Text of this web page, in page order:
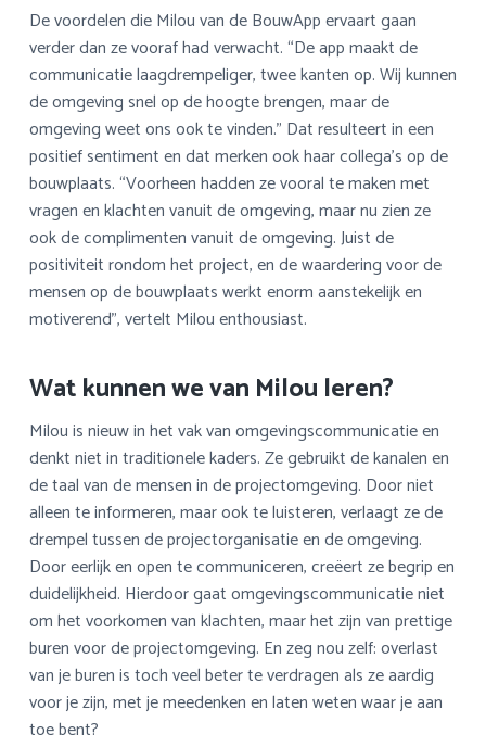
De voordelen die Milou van de BouwApp ervaart gaan
verder dan ze vooraf had verwacht. “De app maakt de
communicatie laagdrempeliger, twee kanten op. Wij kunnen
de omgeving snel op de hoogte brengen, maar de
omgeving weet ons ook te vinden.” Dat resulteert in een
positief sentiment en dat merken ook haar collega’s op de
bouwplaats. “Voorheen hadden ze vooral te maken met
vragen en klachten vanuit de omgeving, maar nu zien ze
ook de complimenten vanuit de omgeving. Juist de
positiviteit rondom het project, en de waardering voor de
mensen op de bouwplaats werkt enorm aanstekelijk en
motiverend”, vertelt Milou enthousiast.
Wat kunnen we van Milou leren?
Milou is nieuw in het vak van omgevingscommunicatie en
denkt niet in traditionele kaders. Ze gebruikt de kanalen en
de taal van de mensen in de projectomgeving. Door niet
alleen te informeren, maar ook te luisteren, verlaagt ze de
drempel tussen de projectorganisatie en de omgeving.
Door eerlijk en open te communiceren, creëert ze begrip en
duidelijkheid. Hierdoor gaat omgevingscommunicatie niet
om het voorkomen van klachten, maar het zijn van prettige
buren voor de projectomgeving. En zeg nou zelf: overlast
van je buren is toch veel beter te verdragen als ze aardig
voor je zijn, met je meedenken en laten weten waar je aan
toe bent?